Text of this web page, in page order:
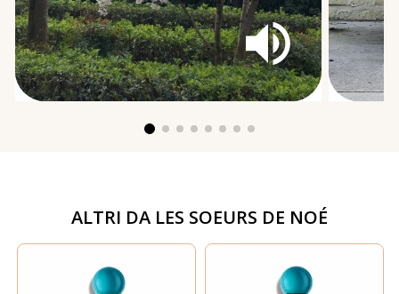
ALTRI DA LES SOEURS DE NOÉ